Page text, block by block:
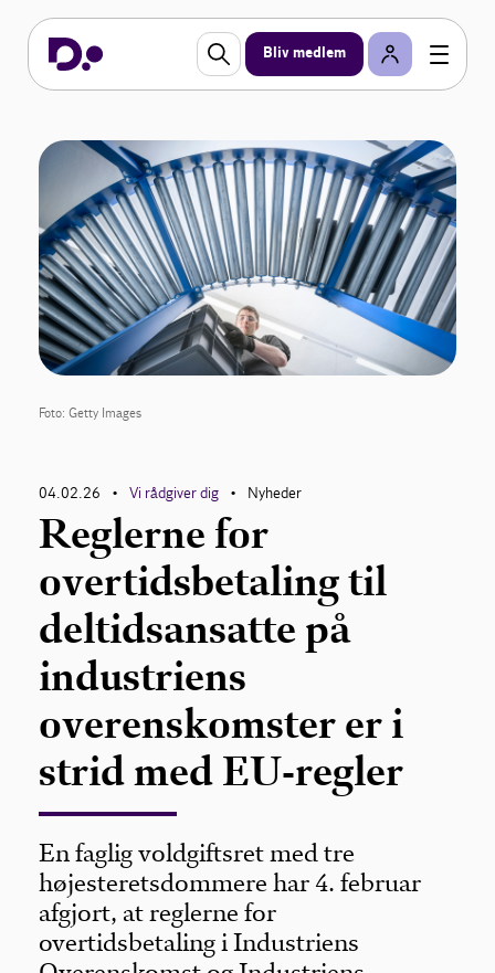
Bliv medlem
Foto: Getty Images
04.02.26 • Vi rådgiver dig • Nyheder
Reglerne for
overtidsbetaling til
deltidsansatte på
industriens
overenskomster er i
strid med EU-regler
En faglig voldgiftsret med tre
højesteretsdommere har 4. februar
afgjort, at reglerne for
overtidsbetaling i Industriens